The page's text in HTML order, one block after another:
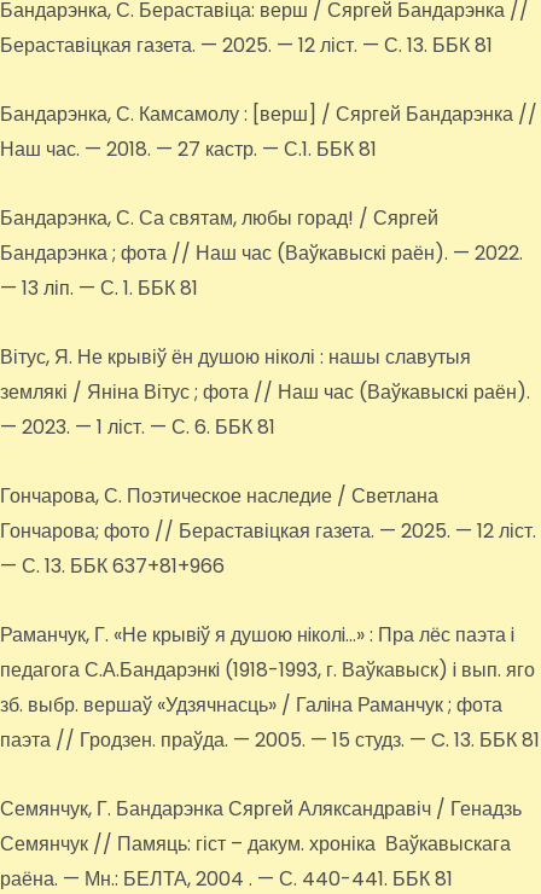
Бандарэнка, С. Бераставіца: верш / Сяргей Бандарэнка //
Бераставіцкая газета. — 2025. — 12 ліст. — С. 13. ББК 81
Бандарэнка, С. Камсамолу : [верш] / Сяргей Бандарэнка //
Наш час. — 2018. — 27 кастр. — С.1. ББК 81
Бандарэнка, С. Са святам, любы горад! / Сяргей
Бандарэнка ; фота // Наш час (Ваўкавыскі раён). — 2022.
— 13 ліп. — С. 1. ББК 81
Вітус, Я. Не крывіў ён душою ніколі : нашы славутыя
землякі / Яніна Вітус ; фота // Наш час (Ваўкавыскі раён).
— 2023. — 1 ліст. — С. 6. ББК 81
Гончарова, С. Поэтическое наследие / Светлана
Гончарова; фото // Бераставіцкая газета. — 2025. — 12 ліст.
— С. 13. ББК 637+81+966
Раманчук, Г. «Не крывiў я душою нiколi…» : Пра лёс паэта i
педагога С.А.Бандарэнкi (1918-1993, г. Ваўкавыск) i вып. яго
зб. выбр. вершаў «Удзячнасць» / Галiна Раманчук ; фота
паэта // Гродзен. праўда. — 2005. — 15 студз. — C. 13. ББК 81
Семянчук, Г. Бандарэнка Сяргей Аляксандравіч / Генадзь
Семянчук // Памяць: гіст – дакум. хроніка Ваўкавыскага
раёна. — Мн.: БЕЛТА, 2004 . — С. 440-441. ББК 81